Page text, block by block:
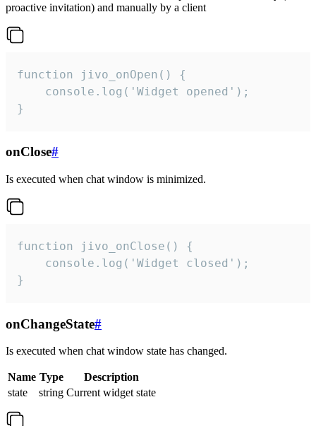
proactive invitation) and manually by a client
function jivo_onOpen() {
    console.log('Widget opened');
}
onClose#
Is executed when chat window is minimized.
function jivo_onClose() {
    console.log('Widget closed');
}
onChangeState#
Is executed when chat window state has changed.
Name Type
Description
state
string Current widget state